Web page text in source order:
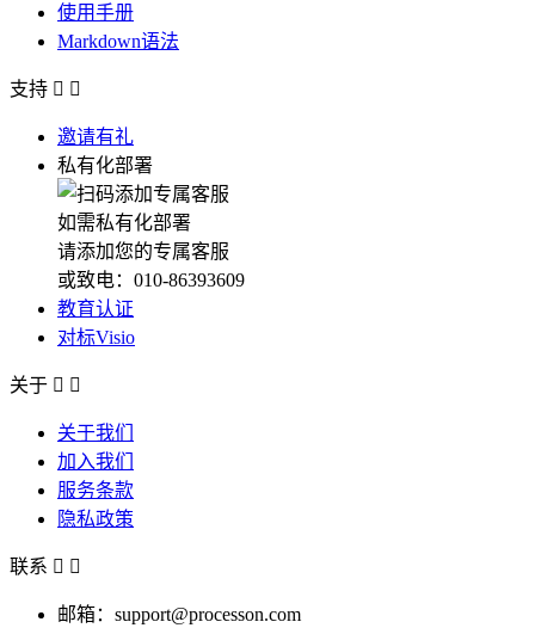
使用手册
Markdown语法
支持  
邀请有礼
私有化部署
如需私有化部署
请添加您的专属客服
或致电：010-86393609
教育认证
对标Visio
关于  
关于我们
加入我们
服务条款
隐私政策
联系  
邮箱：support@processon.com